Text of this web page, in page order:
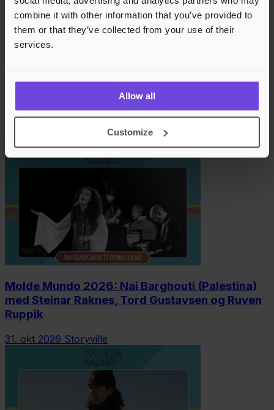
combine it with other information that you’ve provided to
them or that they’ve collected from your use of their
services.
Allow all
Customize
Molde Mundo 2026: Harsha Jerome (Sri Lanka
og Molde)
Die Tankstelle
Molde Mundo 2026: Nai Barghouti (Palestina)
med Steinar Raknes, Tord Gustavsen og Ruven
Ruppik
31. okt 2026 Storyville